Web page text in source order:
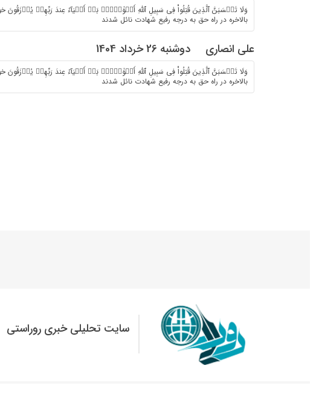
وَلَا تَحۡسَبَنَّ ٱلَّذِینَ قُتِلُواْ فِی سَبِیلِ ٱللَّهِ أَمۡوَٰتَۢاۚ بَلۡ أَحۡیَآءٌ عِندَ رَبِّهِمۡ یُرۡزَقُونَ
بالاخره در راه حق به درجه رفیع شهادت نائل شدند
علی انصاری دوشنبه 26 خرداد 1404
وَلَا تَحۡسَبَنَّ ٱلَّذِینَ قُتِلُواْ فِی سَبِیلِ ٱللَّهِ أَمۡوَٰتَۢاۚ بَلۡ أَحۡیَآءٌ عِندَ رَبِّهِمۡ یُرۡزَقُونَ
بالاخره در راه حق به درجه رفیع شهادت نائل شدند
سایت تحلیلی خبری روراستی